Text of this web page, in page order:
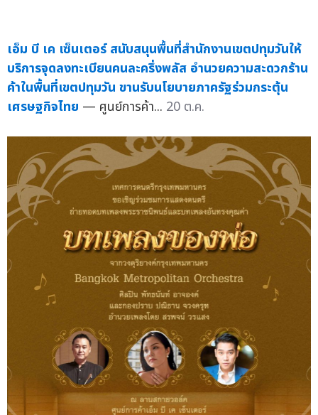
เอ็ม บี เค เซ็นเตอร์ สนับสนุนพื้นที่สำนักงานเขตปทุมวันให้
บริการจุดลงทะเบียนคนละครึ่งพลัส อำนวยความสะดวกร้าน
ค้าในพื้นที่เขตปทุมวัน ขานรับนโยบายภาครัฐร่วมกระตุ้น
เศรษฐกิจไทย — ศูนย์การค้า... 20 ต.ค.